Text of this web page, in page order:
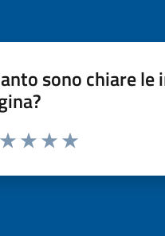
sono chiare
da 1 a 5 stelle la pagina